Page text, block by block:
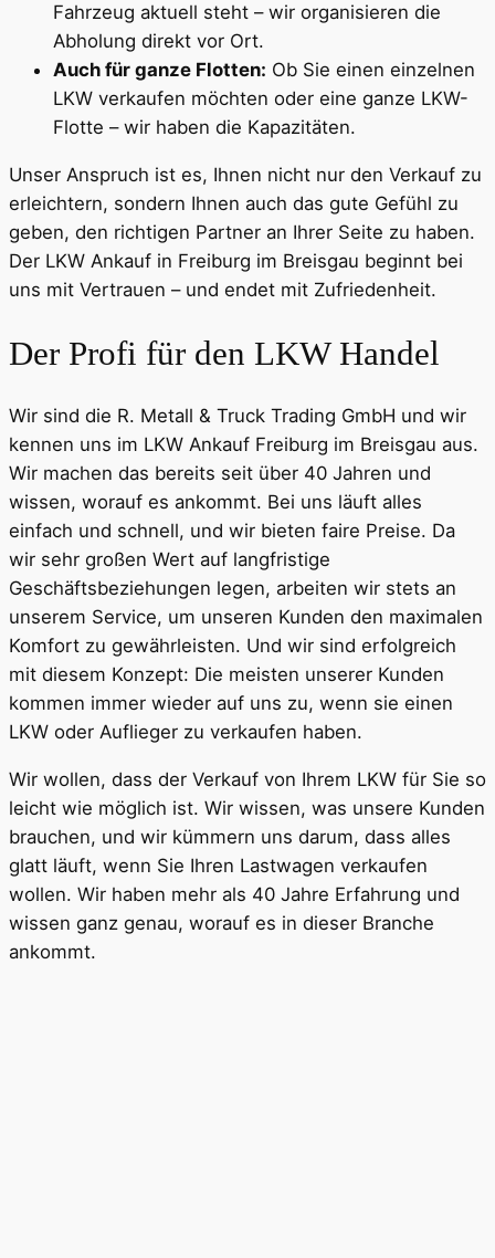
Fahrzeug aktuell steht – wir organisieren die
Abholung direkt vor Ort.
Auch für ganze Flotten: Ob Sie einen einzelnen
LKW verkaufen möchten oder eine ganze LKW-
Flotte – wir haben die Kapazitäten.
Unser Anspruch ist es, Ihnen nicht nur den Verkauf zu
erleichtern, sondern Ihnen auch das gute Gefühl zu
geben, den richtigen Partner an Ihrer Seite zu haben.
Der LKW Ankauf in Freiburg im Breisgau beginnt bei
uns mit Vertrauen – und endet mit Zufriedenheit.
Der Profi für den LKW Handel
Wir sind die R. Metall & Truck Trading GmbH und wir
kennen uns im LKW Ankauf Freiburg im Breisgau aus.
Wir machen das bereits seit über 40 Jahren und
wissen, worauf es ankommt. Bei uns läuft alles
einfach und schnell, und wir bieten faire Preise. Da
wir sehr großen Wert auf langfristige
Geschäftsbeziehungen legen, arbeiten wir stets an
unserem Service, um unseren Kunden den maximalen
Komfort zu gewährleisten. Und wir sind erfolgreich
mit diesem Konzept: Die meisten unserer Kunden
kommen immer wieder auf uns zu, wenn sie einen
LKW oder Auflieger zu verkaufen haben.
Wir wollen, dass der Verkauf von Ihrem LKW für Sie so
leicht wie möglich ist. Wir wissen, was unsere Kunden
brauchen, und wir kümmern uns darum, dass alles
glatt läuft, wenn Sie Ihren Lastwagen verkaufen
wollen. Wir haben mehr als 40 Jahre Erfahrung und
wissen ganz genau, worauf es in dieser Branche
ankommt.